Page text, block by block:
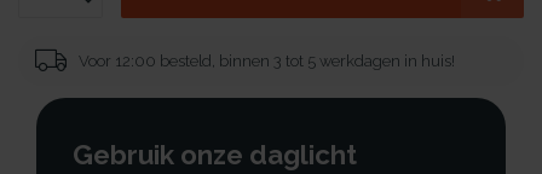
Voor 12:00 besteld, binnen 3 tot 5 werkdagen in huis!
Gebruik onze daglicht